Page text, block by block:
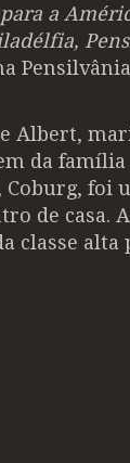
a
Albert,
da
foi
de casa.
classe alta